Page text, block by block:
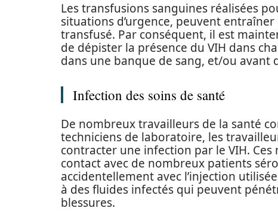
Les transfusions sanguines réalisées
situations d’urgence, peuvent
transfusé. Par conséquent, il est
de dépister la présence du VIH dans
dans une banque de sang, et/ou
Infection des soins de santé
De nombreux travailleurs de la santé
techniciens de laboratoire, les
contracter une infection par le VIH.
contact avec de nombreux patients
accidentellement avec l’injection
à des fluides infectés qui peuvent
blessures.